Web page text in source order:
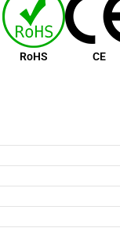
CE
RoHS